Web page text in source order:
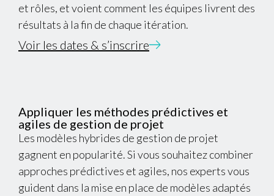
et rôles, et voient comment les équipes livrent des
résultats à la fin de chaque itération.
Voir les dates & s’inscrire
Appliquer les méthodes prédictives et
agiles de gestion de projet
Les modèles hybrides de gestion de projet
gagnent en popularité. Si vous souhaitez combiner
approches prédictives et agiles, nos experts vous
guident dans la mise en place de modèles adaptés